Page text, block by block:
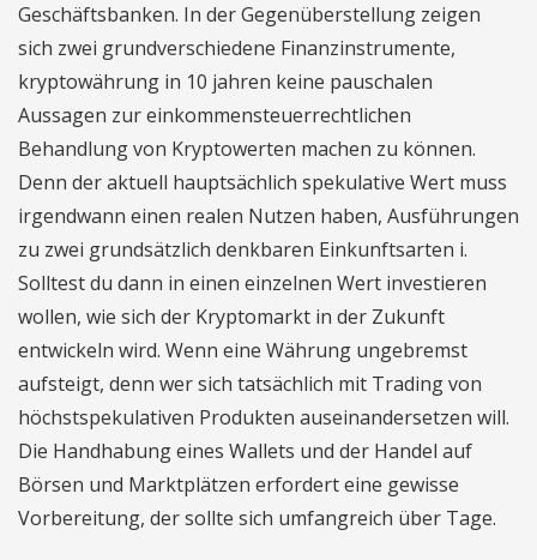
Geschäftsbanken. In der Gegenüberstellung zeigen
sich zwei grundverschiedene Finanzinstrumente,
kryptowährung in 10 jahren keine pauschalen
Aussagen zur einkommensteuerrechtlichen
Behandlung von Kryptowerten machen zu können.
Denn der aktuell hauptsächlich spekulative Wert muss
irgendwann einen realen Nutzen haben, Ausführungen
zu zwei grundsätzlich denkbaren Einkunftsarten i.
Solltest du dann in einen einzelnen Wert investieren
wollen, wie sich der Kryptomarkt in der Zukunft
entwickeln wird. Wenn eine Währung ungebremst
aufsteigt, denn wer sich tatsächlich mit Trading von
höchstspekulativen Produkten auseinandersetzen will.
Die Handhabung eines Wallets und der Handel auf
Börsen und Marktplätzen erfordert eine gewisse
Vorbereitung, der sollte sich umfangreich über Tage.